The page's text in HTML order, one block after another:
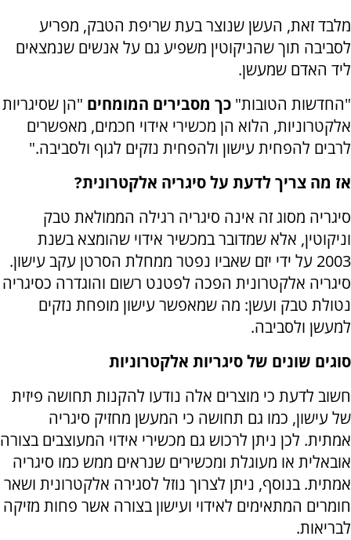
מלבד זאת, העשן שנוצר בעת שריפת הטבק, מפריע
לסביבה תוך שהניקוטין משפיע גם על אנשים שנמצאים
ליד האדם שמעשן.
"החדשות הטובות" כך מסבירים המומחים "הן שסיגריות
אלקטרוניות, הלוא הן מכשירי אידוי חכמים, מאפשרים
לרבים להפחית עישון ולהפחית נזקים לגוף ולסביבה."
אז מה צריך לדעת על סיגריה אלקטרונית?
סיגריה מסוג זה אינה סיגריה רגילה הממולאת טבק
וניקוטין, אלא שמדובר במכשיר אידוי שהומצא בשנת
2003 על ידי יזם שאביו נפטר ממחלת הסרטן עקב עישון.
סיגריה אלקטרונית הפכה לפטנט רשום והוגדרה כסיגריה
נטולת טבק ועשן: מה שמאפשר עישון מופחת נזקים
למעשן ולסביבה.
סוגים שונים של סיגריות אלקטרוניות
חשוב לדעת כי מוצרים אלה נודעו להקנות תחושה פיזית
של עישון, כמו גם תחושה כי המעשן מחזיק סיגריה
אמתית. לכן ניתן לרכוש גם מכשירי אידוי המעוצבים בצורה
אובאלית או מעוגלת ומכשירים שנראים ממש כמו סיגריה
אמתית. בנוסף, ניתן לצרוך נוזל לסגירה אלקטרונית ושאר
חומרים המתאימים לאידוי ועישון בצורה אשר פחות מזיקה
לבריאות.